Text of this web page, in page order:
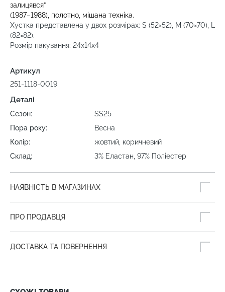
залицявся”
(1987–1988), полотно, мішана техніка.
Хустка представлена у двох розмірах: S (52×52), M (70×70), L
(82×82).
Розмір пакування: 24х14х4
Артикул
251-1118-0019
Деталі
Сезон:
SS25
Пора року:
Весна
Колір:
жовтий, коричневий
Склад:
3% Еластан, 97% Поліестер
НАЯВНІСТЬ В МАГАЗИНАХ
ПРО ПРОДАВЦЯ
ДОСТАВКА ТА ПОВЕРНЕННЯ